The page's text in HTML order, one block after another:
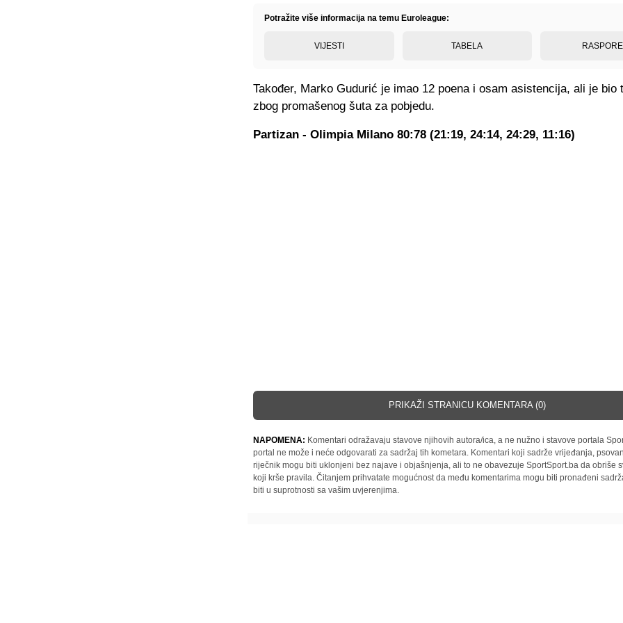
Potražite više informacija na temu Euroleague:
VIJESTI TABELA
Također, Marko Gudurić je imao 12 poena i osam asistencija, ali je bio
zbog promašenog šuta za pobjedu.
Partizan - Olimpia Milano 80:78 (21:19, 24:14, 24:29, 11:16)
PRIKAŽI STRANICU KOMENTARA (0)
NAPOMENA: Komentari odražavaju stavove njihovih autora/ica, a ne nužno i stavove portala
portal ne može i neće odgovarati za sadržaj tih kometara. Komentari koji sadrže vrijeđanja,
riječnik mogu biti uklonjeni bez najave i objašnjenja, ali to ne obavezuje SportSport.ba da obriše
koji krše pravila. Čitanjem prihvatate mogućnost da među komentarima mogu biti pronađeni
biti u suprotnosti sa vašim uvjerenjima.